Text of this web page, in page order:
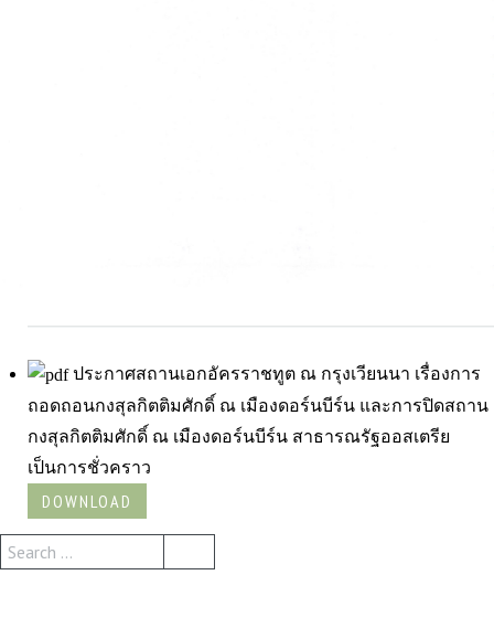
ประกาศสถานเอกอัครราชทูต ณ กรุงเวียนนา เรื่องการ
ถอดถอนกงสุลกิตติมศักดิ์ ณ เมืองดอร์นบีร์น และการปิดสถาน
กงสุลกิตติมศักดิ์ ณ เมืองดอร์นบีร์น สาธารณรัฐออสเตรีย
เป็นการชั่วคราว
DOWNLOAD